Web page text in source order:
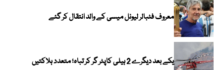
معروف فٹبالر لیونل میسی کے والد انتقال کر گئے
یکے بعد دیگرے 2 ہیلی کاپٹر گر کر تباہ؛ متعدد ہلاکتیں